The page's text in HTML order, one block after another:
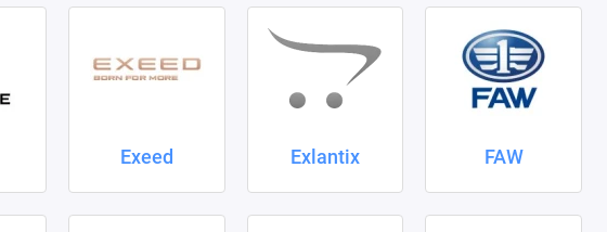
Exeed Exlantix FAW